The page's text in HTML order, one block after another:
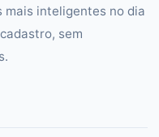
inteligentes no dia
sem